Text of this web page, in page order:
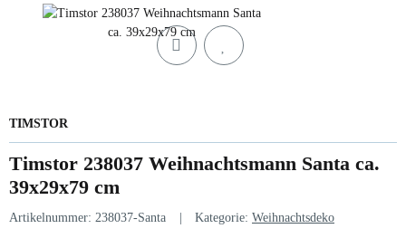
TIMSTOR
Timstor 238037 Weihnachtsmann Santa ca.
39x29x79 cm
Artikelnummer: 238037-Santa Kategorie: Weihnachtsdeko